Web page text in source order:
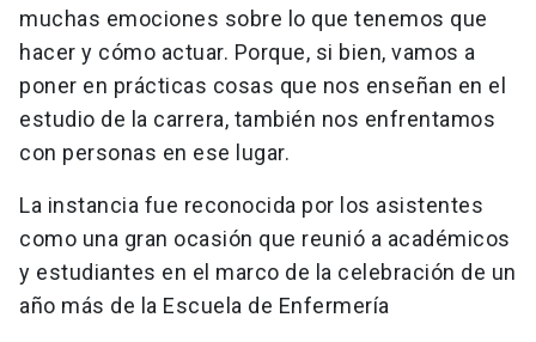
muchas emociones sobre lo que tenemos que
hacer y cómo actuar. Porque, si bien, vamos a
poner en prácticas cosas que nos enseñan en el
estudio de la carrera, también nos enfrentamos
con personas en ese lugar.
La instancia fue reconocida por los asistentes
como una gran ocasión que reunió a académicos
y estudiantes en el marco de la celebración de un
año más de la Escuela de Enfermería